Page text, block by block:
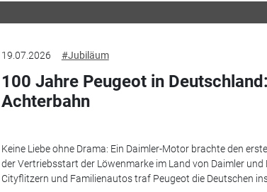
19.07.2026 #Jubiläum
100 Jahre Peugeot in
Achterbahn
Keine Liebe ohne Drama: Ein Daimler-Motor brachte den
der Vertriebsstart der Löwenmarke im Land von Daimler und
Cityflitzern und Familienautos traf Peugeot die Deutschen ins